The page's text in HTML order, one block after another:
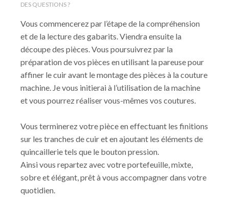
DES QUESTIONS ?
Vous commencerez par l’étape de la compréhension
et de la lecture des gabarits. Viendra ensuite la
découpe des pièces. Vous poursuivrez par la
préparation de vos pièces en utilisant la pareuse pour
affiner le cuir avant le montage des pièces à la couture
machine. Je vous initierai à l’utilisation de la machine
et vous pourrez réaliser vous-mêmes vos coutures.
Vous terminerez votre pièce en effectuant les finitions
sur les tranches de cuir et en ajoutant les éléments de
quincaillerie tels que le bouton pression.
Ainsi vous repartez avec votre portefeuille, mixte,
sobre et élégant, prêt à vous accompagner dans votre
quotidien.